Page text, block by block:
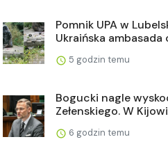
Pomnik UPA w
Ukraińska ambasada
5 godzin temu
Bogucki nagle
Zełenskiego. W
6 godzin temu